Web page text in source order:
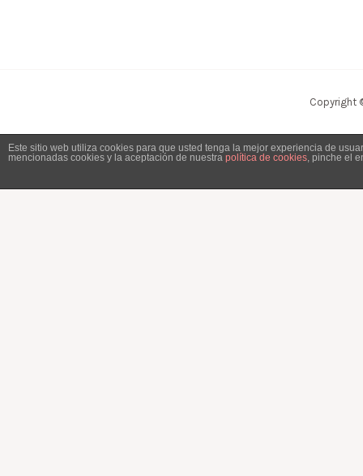
Copyright
Este sitio web utiliza cookies para que usted tenga la mejor experiencia de
mencionadas cookies y la aceptación de nuestra política de cookies, pinche el